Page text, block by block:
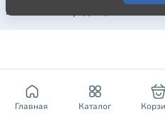
Главная Каталог
Политика конфиденциальности